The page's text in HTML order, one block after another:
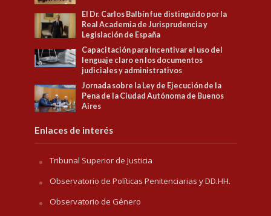
El Dr. Carlos Balbín fue distinguido por la
Real Academia de Jurisprudencia y
Legislación de España
Capacitación para Incentivar el uso del
lenguaje claro en los documentos
judiciales y administrativos
Jornada sobre la Ley de Ejecución de la
Pena de la Ciudad Autónoma de Buenos
Aires
Enlaces de interés
Tribunal Superior de Justicia
Observatorio de Políticas Penitenciarias y DD.HH.
Observatorio de Género